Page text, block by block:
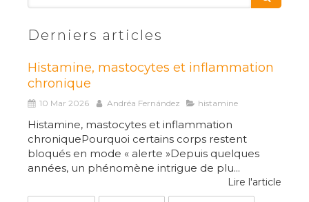
Derniers articles
Histamine, mastocytes et inflammation
chronique
10 Mar 2026 Andréa Fernández histamine
Histamine, mastocytes et inflammation
chroniquePourquoi certains corps restent
bloqués en mode « alerte »Depuis quelques
années, un phénomène intrigue de plu...
Lire l'article